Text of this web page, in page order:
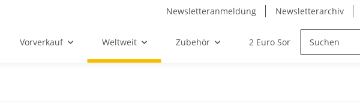
Newsletteranmeldung Newsletterarchiv
Vorverkauf Weltweit Zubehör 2 Euro Sondermünzen